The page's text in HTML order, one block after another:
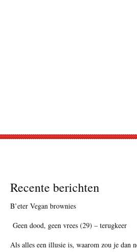
Recente berichten
B’eter Vegan brownies
Geen dood, geen vrees (29) – terugkeer
Als alles een illusie is, waarom zou je dan